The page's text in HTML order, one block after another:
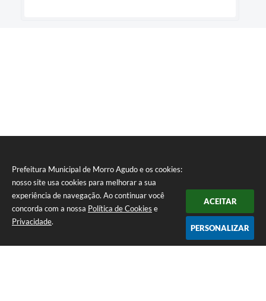
Prefeitura Municipal de Morro Agudo e os cookies:
nosso site usa cookies para melhorar a sua
experiência de navegação. Ao continuar você
concorda com a nossa Política de Cookies e
Privacidade.
ACEITAR
PERSONALIZAR